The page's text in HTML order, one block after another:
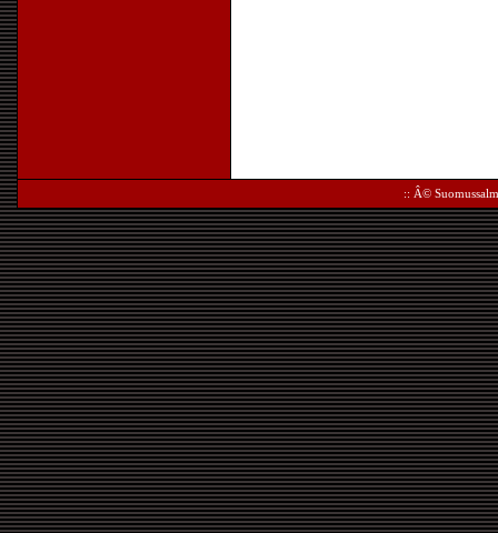
:: Â©